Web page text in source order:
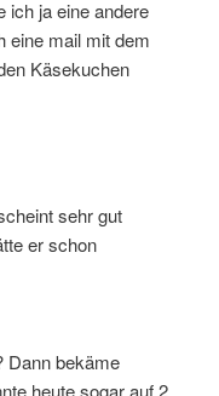
ich ja eine andere
eine mail mit dem
Käsekuchen
sehr gut
er schon
Dann bekäme
heute sogar auf 2